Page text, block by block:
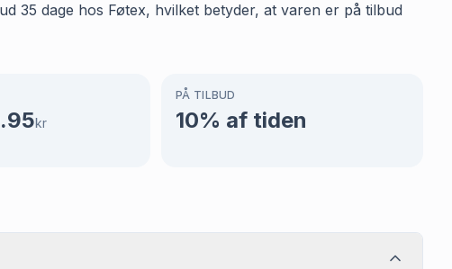
35 dage hos Føtex, hvilket betyder, at varen er på tilbud
kr
PÅ TILBUD
10% af tiden